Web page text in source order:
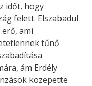
időt, hogy
felett. Elszabadul
ami
tűnő
ám Erdély
közepette